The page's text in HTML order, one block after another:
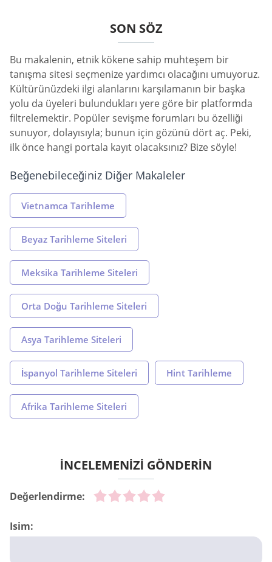
SON SÖZ
Bu makalenin, etnik kökene sahip muhteşem bir
tanışma sitesi seçmenize yardımcı olacağını umuyoruz.
Kültürünüzdeki ilgi alanlarını karşılamanın bir başka
yolu da üyeleri bulundukları yere göre bir platformda
filtrelemektir. Popüler sevişme forumları bu özelliği
sunuyor, dolayısıyla; bunun için gözünü dört aç. Peki,
ilk önce hangi portala kayıt olacaksınız? Bize söyle!
Beğenebileceğiniz Diğer Makaleler
Vietnamca Tarihleme
Beyaz Tarihleme Siteleri
Meksika Tarihleme Siteleri
Orta Doğu Tarihleme Siteleri
Asya Tarihleme Siteleri
İspanyol Tarihleme Siteleri Hint Tarihleme
Afrika Tarihleme Siteleri
İNCELEMENİZİ GÖNDERİN
Değerlendirme:
Isim: